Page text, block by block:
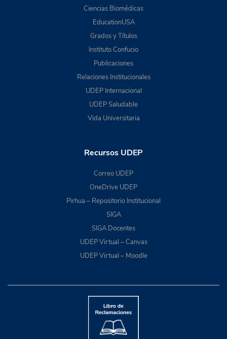
Ciencias Biomédicas
EducationUSA
Grados y Títulos
Instituto Confucio
Publicaciones
Relaciones Institucionales
UDEP Internacional
UDEP Saludable
Vida Universitaria
Recursos UDEP
Correo UDEP
OneDrive UDEP
Pirhua – Repositorio Institucional
SIGA
SIGA Docentes
UDEP Virtual – Canvas
UDEP Virtual – Moodle